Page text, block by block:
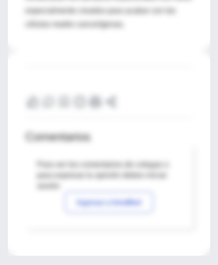
células madre cancerígenas.
Comentarios
Para ver los comentarios de colegas o
Ingresar a IntraMed